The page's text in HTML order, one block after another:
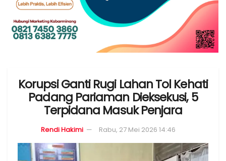
Korupsi Ganti Rugi Lahan Tol Kehati
Padang Pariaman Dieksekusi, 5
Terpidana Masuk Penjara
Rendi Hakimi Rabu, 27 Mei 2026 14:46